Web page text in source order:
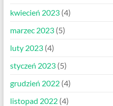
kwiecień 2023(4)
marzec 2023(5)
luty 2023(4)
styczeń 2023(5)
grudzień 2022(4)
listopad 2022(4)